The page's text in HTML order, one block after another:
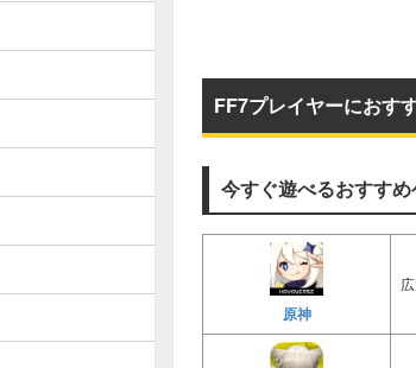
FF7プレイヤーにおす
今すぐ遊べるおすす
原神